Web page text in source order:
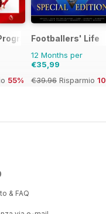
55%
Footballers' Life
12 Months per
€35,99
€39.96 Risparmio
& FAQ